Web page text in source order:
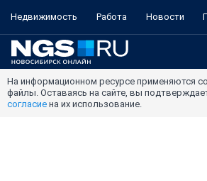
Недвижимость Работа Новости
На информационном ресурсе применяются
файлы. Оставаясь на сайте, вы
согласие на их использование.